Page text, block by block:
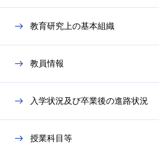
教育研究上の基本組織
教員情報
入学状況及び卒業後の進路状況
授業科目等